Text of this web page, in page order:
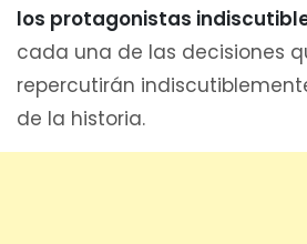
los protagonistas
cada una de las decisiones
repercutirán
de la historia.